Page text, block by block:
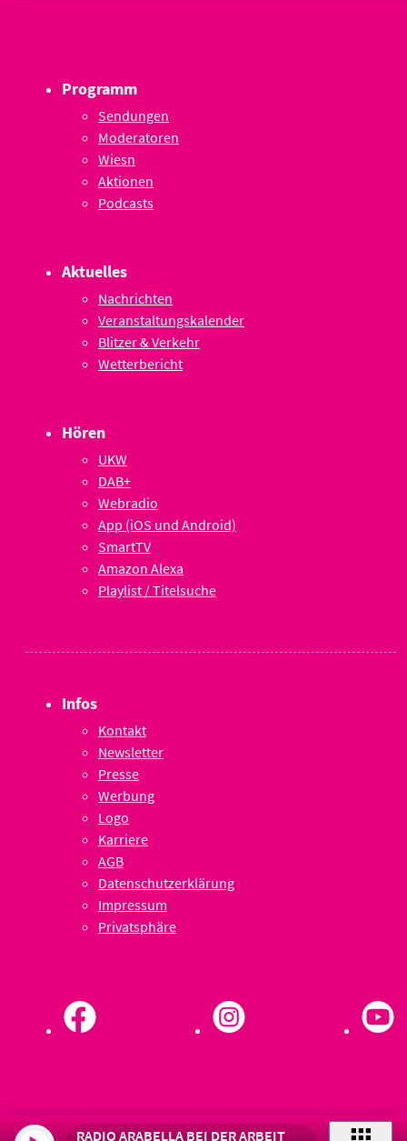
Programm
Sendungen
Moderatoren
Wiesn
Aktionen
Podcasts
Aktuelles
Nachrichten
Veranstaltungskalender
Blitzer & Verkehr
Wetterbericht
Hören
UKW
DAB+
Webradio
App (iOS und Android)
SmartTV
Amazon Alexa
Playlist / Titelsuche
Infos
Kontakt
Newsletter
Presse
Werbung
Logo
Karriere
AGB
Datenschutzerklärung
Impressum
Privatsphäre
RADIO ARABELLA BEI DER ARBEIT